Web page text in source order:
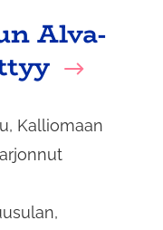
Alva-
Kalliomaan